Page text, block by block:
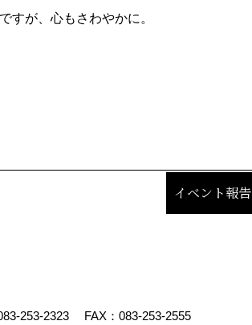
すが、心もさわやかに。
イベント報告
253-2323 FAX：083-253-2555